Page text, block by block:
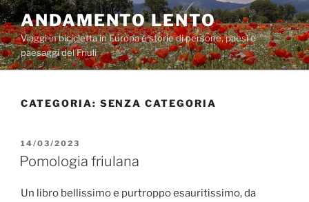
Salta
al
contenuto
ANDAMENTO LENTO
Viaggi in bicicletta in Europa e storie di persone, paesi e
paesaggi del Friuli
CATEGORIA: SENZA CATEGORIA
PUBBLICATO
IL
14/03/2023
Pomologia friulana
Un libro bellissimo e purtroppo esauritissimo, da